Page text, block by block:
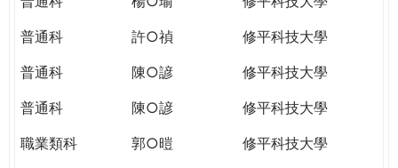
普通科
許○禎
修平科技大學
普通科
陳○諺
修平科技大學
普通科
陳○諺
修平科技大學
職業類科
郭○暟
修平科技大學